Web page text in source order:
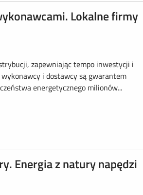
Lokalne firmy
zapewniając tempo inwestycji i
i dostawcy są gwarantem
energetycznego milionów...
Energia z natury napędzi